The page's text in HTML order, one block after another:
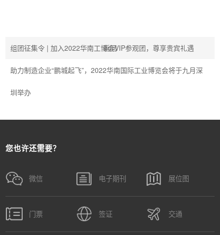
组团征集令 | 加入2022华南工博会VIP参观团，尊享贵宾礼遇
返回
助力制造企业“鹏城起飞”，2022华南国际工业博览会将于九月深
圳举办
您也许还需要？
微信 电子期刊 展位图
门票 签证 交通